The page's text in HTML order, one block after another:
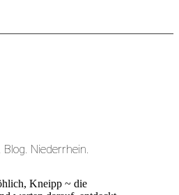
Niederrhein.
Kneipp ~ die